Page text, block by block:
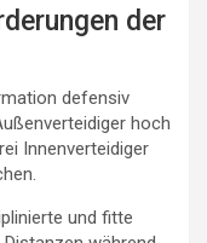
der
defensiv
hoch
Innenverteidiger
und fitte